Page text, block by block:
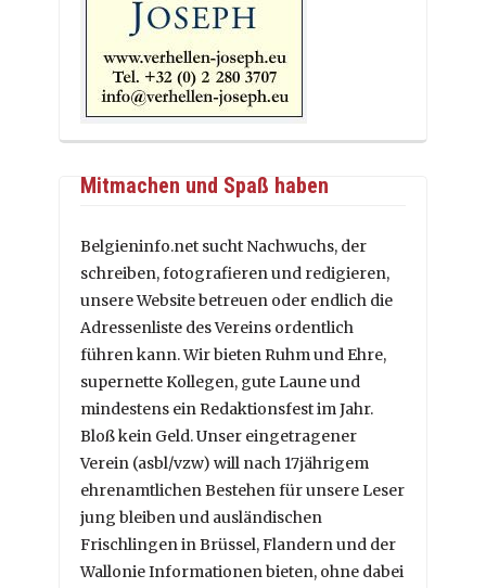
Mitmachen und Spaß haben
Belgieninfo.net sucht Nachwuchs, der
schreiben, fotografieren und redigieren,
unsere Website betreuen oder endlich die
Adressenliste des Vereins ordentlich
führen kann. Wir bieten Ruhm und Ehre,
supernette Kollegen, gute Laune und
mindestens ein Redaktionsfest im Jahr.
Bloß kein Geld. Unser eingetragener
Verein (asbl/vzw) will nach 17jährigem
ehrenamtlichen Bestehen für unsere Leser
jung bleiben und ausländischen
Frischlingen in Brüssel, Flandern und der
Wallonie Informationen bieten, ohne dabei